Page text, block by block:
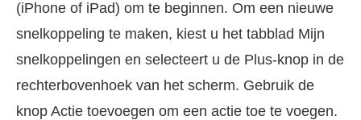
(iPhone of iPad) om te beginnen. Om een nieuwe
snelkoppeling te maken, kiest u het tabblad Mijn
snelkoppelingen en selecteert u de Plus-knop in de
rechterbovenhoek van het scherm. Gebruik de
knop Actie toevoegen om een actie toe te voegen.